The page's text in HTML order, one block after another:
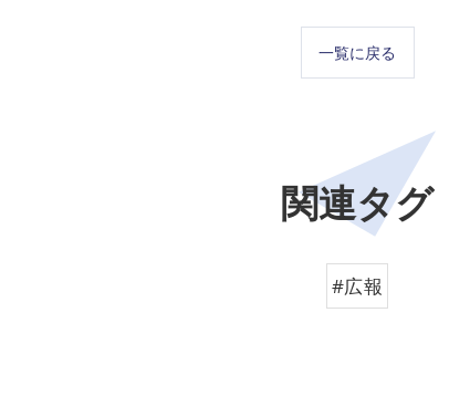
一覧に戻る
関連タグ
#広報